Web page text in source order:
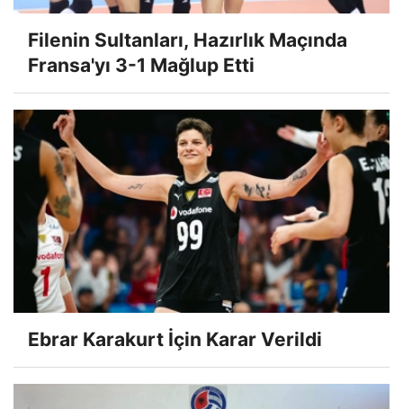
Filenin Sultanları, Hazırlık Maçında
Fransa'yı 3-1 Mağlup Etti
Ebrar Karakurt İçin Karar Verildi